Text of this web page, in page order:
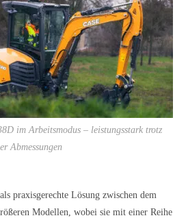
im Arbeitsmodus – leistungsstark trotz
Abmessungen
praxisgerechte Lösung zwischen dem
Modellen, wobei sie mit einer Reihe